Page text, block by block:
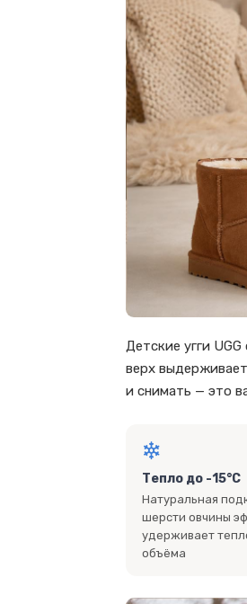
Детские угги
верх
и снимать — это
Тепло до -15°C
Натуральная
шерсти овчины
удерживает
объёма